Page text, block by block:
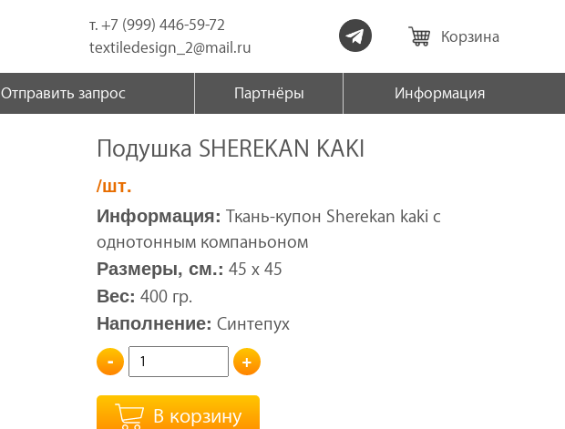
т. +7 (999) 446-59-72
textiledesign_2@mail.ru
Корзина
Отправить запрос Партнёры Информация
Подушка SHEREKAN KAKI
/шт.
Информация: Ткань-купон Sherekan kaki с
однотонным компаньоном
Размеры, см.: 45 x 45
Вес: 400 гр.
Наполнение: Синтепух
- +
В корзину